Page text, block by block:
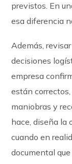
previstos. En
esa diferencia
Además,
decisiones
empresa
están
maniobras y
hace, diseña la
cuando en
documental